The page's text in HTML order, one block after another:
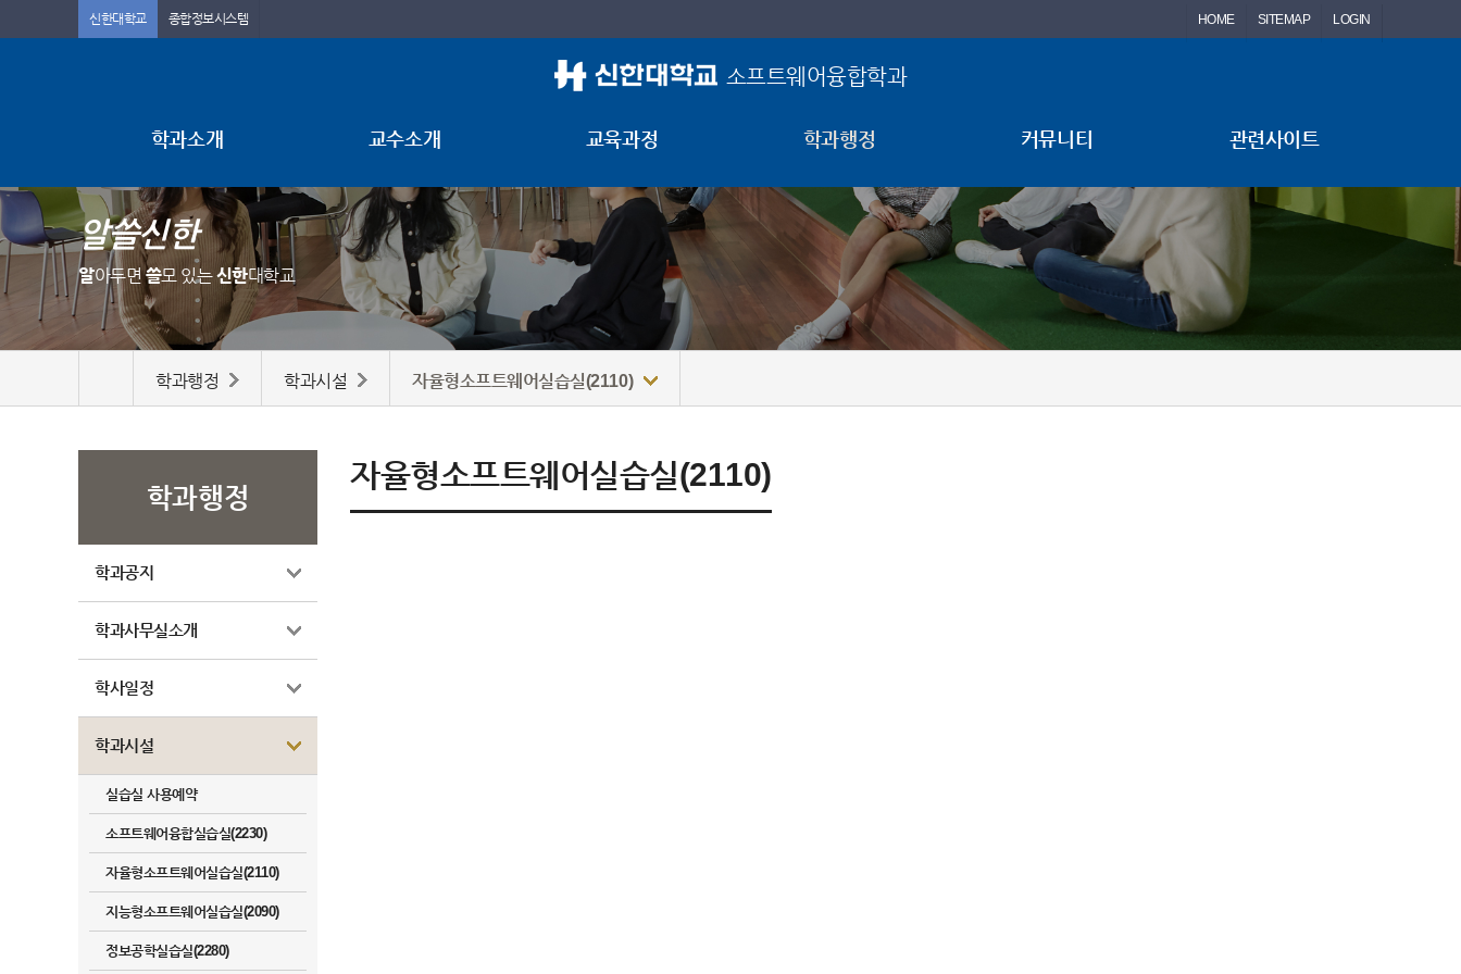
신한대학교 종합정보시스템
소프트웨어융합학과
HOME SITEMAP LOGIN
학과소개 교수소개 교육과정 학과행정 커뮤니티 관련사이트
알쓸신한
알아두면쓸모 있는신한대학교
학과행정 학과시설 자율형소프트웨어실습실(2110)
학과행정
학과공지
학과사무실소개
학사일정
학과시설
실습실 사용예약
소프트웨어융합실습실(2230)
자율형소프트웨어실습실(2110)
지능형소프트웨어실습실(2090)
정보공학실습실(2280)
자율형소프트웨어실습실(2110)